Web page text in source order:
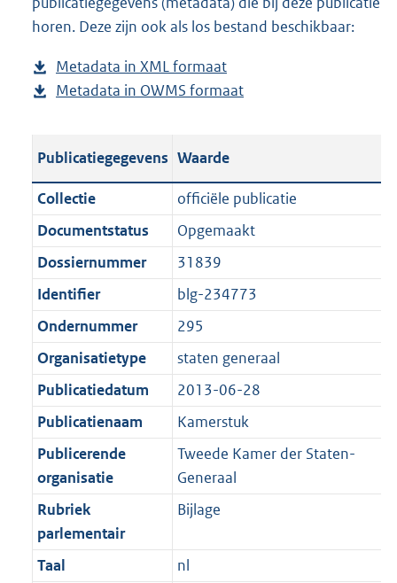
o
a
p
u
l
c
t
i
e
n
f
o
r
m
a
a
t
n
d
g
r
o
t
:
1
,
M
b
horen. Deze zijn ook als los bestand beschikbaar:
Metadata in XML formaat
e
a
n
d
s
r
o
t
t
e
:
1
K
b
Metadata in OWMS formaat
a
n
d
g
r
o
t
t
e
:
K
Publicatiegegevens Waarde
Collectie
officiële publicatie
Documentstatus
Opgemaakt
Dossiernummer
31839
Identifier
blg-234773
Ondernummer
295
Organisatietype
staten generaal
Publicatiedatum
2013-06-28
Publicatienaam
Kamerstuk
Publicerende
organisatie
Tweede Kamer der Staten-
Generaal
Rubriek
parlementair
Bijlage
Taal
nl